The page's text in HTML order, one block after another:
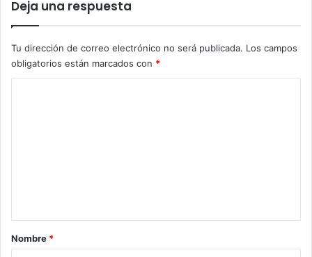
Deja una respuesta
Tu dirección de correo electrónico no será publicada. Los campos
obligatorios están marcados con *
rNombre *